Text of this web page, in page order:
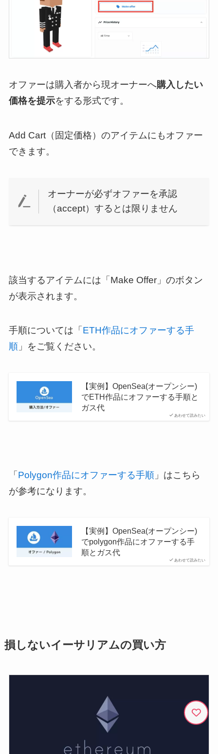
オファーは購入者から現オーナーへ購入したい
価格を提示をする形式です。
Add Cart（固定価格）のアイテムにもオファー
できます。
オーナーが必ずオファーを承認
（accept）するとは限りません
該当するアイテムには「Make Offer」のボタン
が表示されます。
手順については「 ETH作品にオファーする手
順」をご覧ください。
あわせて読みたい
【実例】OpenSea(オープンシー)
でETH作品にオファーする手順と
ガス代
「 Polygon作品にオファーする手順」はこちら
が参考になります。
あわせて読みたい
【実例】OpenSea(オープンシー)
でpolygon作品にオファーする手
順とガス代
損しないイーサリアムの買い方